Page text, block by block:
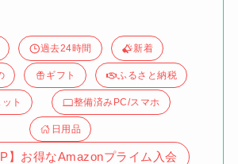
過去24時間 新着
ギフト ふるさと納税
ト 整備済みPC/スマホ
日用品
】お得なAmazonプライム入会